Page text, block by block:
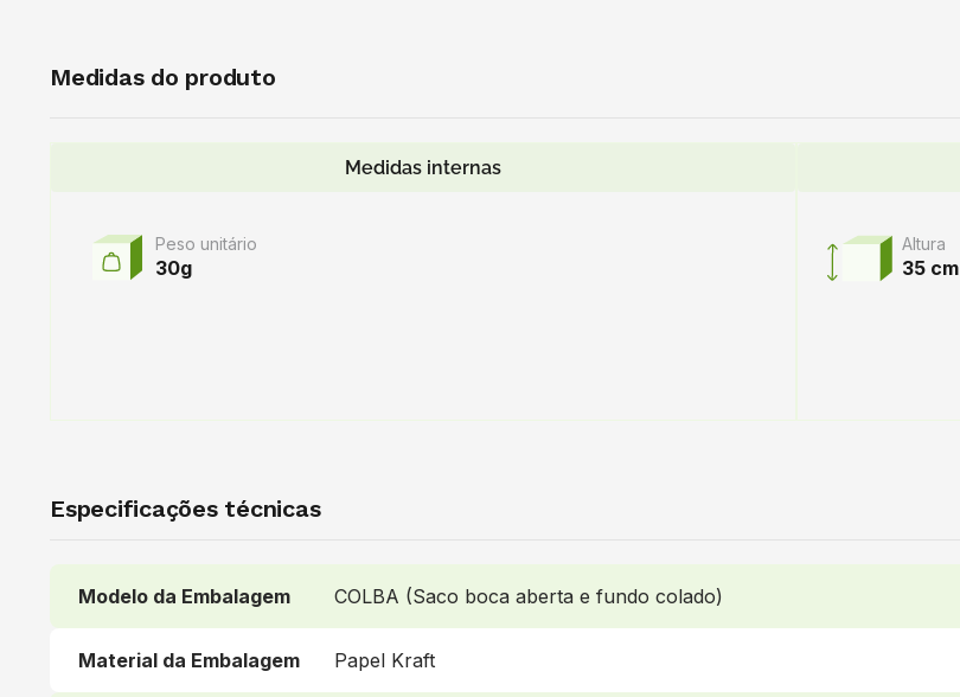
Medidas do produto
Medidas internas
Peso unitário
30g
Altura
35 cm
Especificações técnicas
Modelo da Embalagem COLBA (Saco boca aberta e fundo colado)
Material da Embalagem Papel Kraft